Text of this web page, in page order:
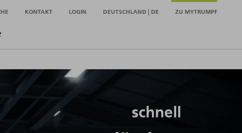
KONTAKT LOGIN DEUTSCHLAND | DE ZU MYTRUMPF